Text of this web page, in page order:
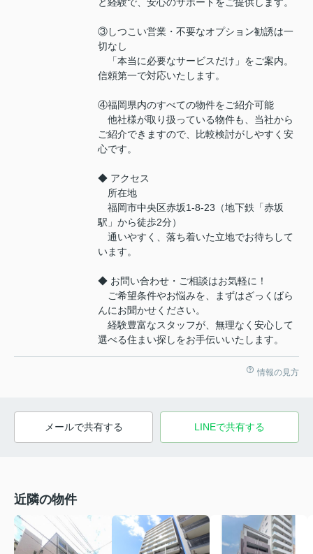
③しつこい営業・不要なオプション勧誘は一
切なし
「本当に必要なサービスだけ」をご案内。
信頼第一で対応いたします。
④福岡県内のすべての物件をご紹介可能
他社様が取り扱っている物件も、当社から
ご紹介できますので、比較検討がしやすく安
心です。
◆ アクセス
所在地
福岡市中央区赤坂1-8-23（地下鉄「赤坂
駅」から徒歩2分）
通いやすく、落ち着いた立地でお待ちして
います。
◆ お問い合わせ・ご相談はお気軽に！
ご希望条件やお悩みを、まずはざっくばら
んにお聞かせください。
経験豊富なスタッフが、無理なく安心して
選べる住まい探しをお手伝いいたします。
情報の見方
メールで共有する LINEで共有する
近隣の物件